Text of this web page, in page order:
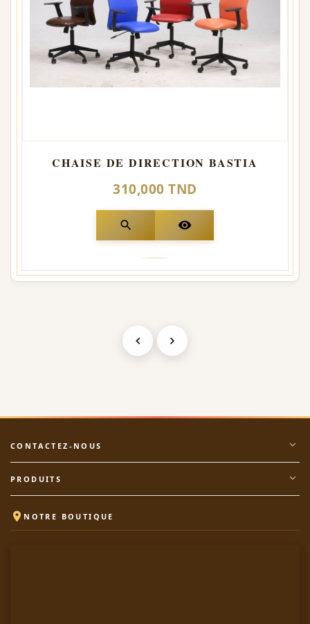
CHAISE DE DIRECTION BASTIA
310,000 TND
search visibility
CONTACTEZ-NOUS expand_more
PRODUITS expand_more
 NOTRE BOUTIQUE